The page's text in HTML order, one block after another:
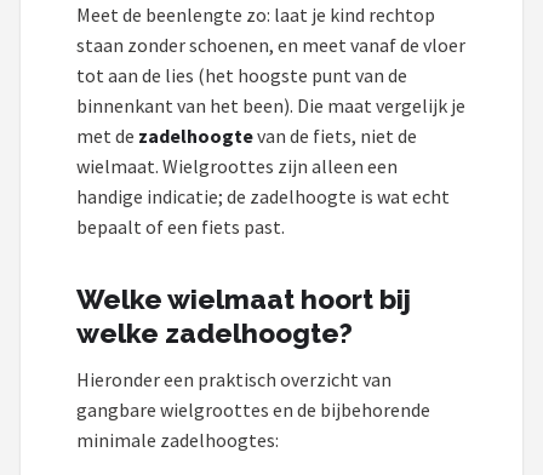
BBB Cycling
Schwalbe
Voltano
Shimano
Alle merken →
Meet de beenlengte zo: laat je kind rechtop
staan zonder schoenen, en meet vanaf de vloer
tot aan de lies (het hoogste punt van de
binnenkant van het been). Die maat vergelijk je
met de zadelhoogtevan de fiets, niet de
wielmaat. Wielgroottes zijn alleen een
handige indicatie; de zadelhoogte is wat echt
bepaalt of een fiets past.
Welke wielmaat hoort bij
welke zadelhoogte?
Hieronder een praktisch overzicht van
gangbare wielgroottes en de bijbehorende
minimale zadelhoogtes: